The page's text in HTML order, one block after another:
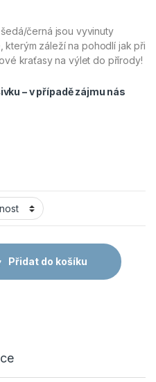
černá jsou vyvinuty
kterým záleží na pohodlí jak při
kraťasy na výlet do přírody!
– v případě zájmu nás
šedá/černá množství
Přidat do košíku